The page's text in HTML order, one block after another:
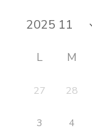
L M
27 28
3 4